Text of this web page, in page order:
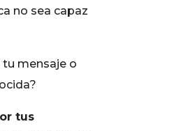
no sea capaz
tu mensaje o
tus